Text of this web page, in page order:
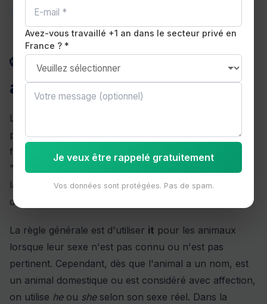
ANIMAUX
🐶 Le genre des animaux en
anglais : he, she ou it ?
Le genre des animaux en anglais suit des règles
particulières qui diffèrent de celles du français. En
français, chaque animal a un genre grammatical fixe :
"le chien" (masculin), "la vache" (féminin). En anglais,
la situation est plus flexible et dépend du contexte et
de la familiarité avec l'animal.
La règle générale est d'utiliser it pour les animaux
lorsque leur sexe n'est pas connu ou n'est pas
pertinent. Cependant, dès que l'animal a un nom, est
un animal domestique ou est considéré avec affection,
on utilise heou sheselon son sexe réel. Dans la
Avez-vous travaillé +1 an dans le secteur privé en
France ? *
Je veux être rappelé gratuitement
Vos données sont protégées. Pas de spam.